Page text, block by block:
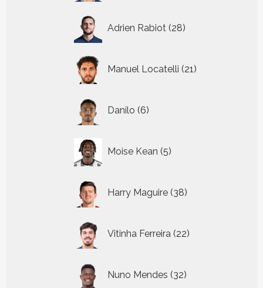
Adrien Rabiot 28
producten
Manuel Locatelli 21
producten
Danilo 6
producten
Moise Kean 5
producten
Harry Maguire 38
producten
Vitinha Ferreira 22
producten
Nuno Mendes 32
producten